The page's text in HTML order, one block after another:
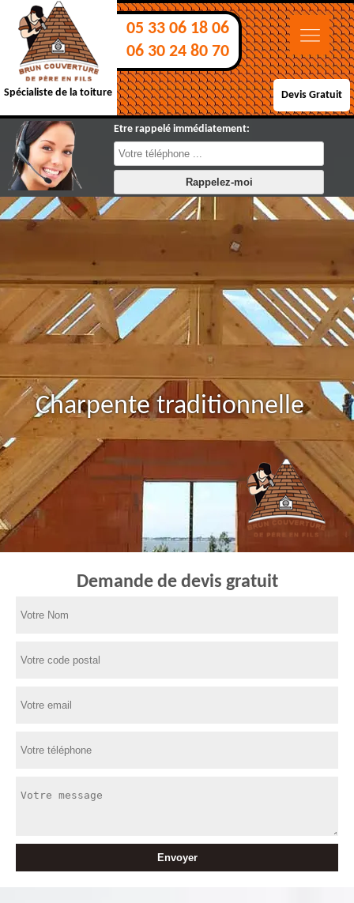
Spécialiste de la toiture
05 33 06 18 06
06 30 24 80 70
Devis Gratuit
Etre rappelé immédiatement:
Charpente traditionnelle
Demande de devis gratuit